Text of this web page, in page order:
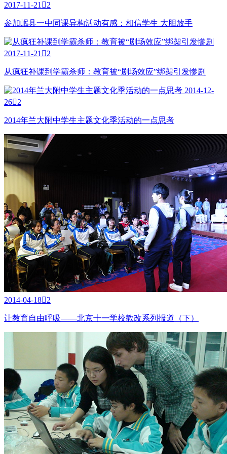
2017-11-21 2
参加岷县一中同课异构活动有感：相信学生 大胆放手
2017-11-21 2
从疯狂补课到学霸杀师：教育被“剧场效应”绑架引发惨剧
2014-12-
262
2014年兰大附中学生主题文化季活动的一点思考
2014-04-182
让教育自由呼吸——北京十一学校教改系列报道（下）